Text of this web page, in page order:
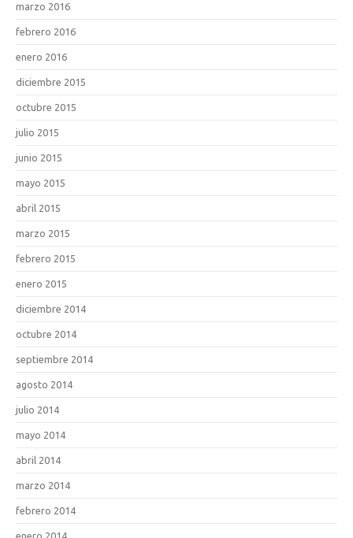
marzo 2016
febrero 2016
enero 2016
diciembre 2015
octubre 2015
julio 2015
junio 2015
mayo 2015
abril 2015
marzo 2015
febrero 2015
enero 2015
diciembre 2014
octubre 2014
septiembre 2014
agosto 2014
julio 2014
mayo 2014
abril 2014
marzo 2014
febrero 2014
enero 2014